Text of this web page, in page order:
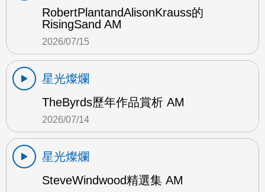
RobertPlantandAlisonKrauss的
RisingSand AM
2026/07/15
星光燦爛
TheByrds歷年作品賞析 AM
2026/07/14
星光燦爛
SteveWindwood精選集 AM